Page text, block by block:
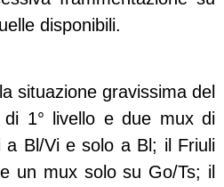
disponibili.
situazione gravissima del
1° livello e due mux di
a Bl/Vi e solo a Bl; il Friuli
un mux solo su Go/Ts; il